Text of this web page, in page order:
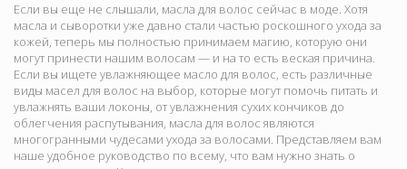
Если вы еще не слышали, масла для волос сейчас в моде. Хотя
масла и сыворотки уже давно стали частью роскошного ухода за
кожей, теперь мы полностью принимаем магию, которую они
могут принести нашим волосам — и на то есть веская причина.
Если вы ищете увлажняющее масло для волос, есть различные
виды масел для волос на выбор, которые могут помочь питать и
увлажнять ваши локоны, от увлажнения сухих кончиков до
облегчения распутывания, масла для волос являются
многогранными чудесами ухода за волосами. Представляем вам
наше удобное руководство по всему, что вам нужно знать о